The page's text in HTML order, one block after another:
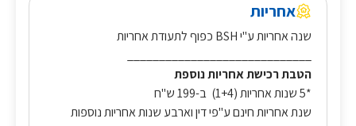
אחריות
שנה אחריות ע"י BSH כפוף לתעודת אחריות
הטבת רכישת אחריות נוספת
*5 שנות אחריות (1+4) ב-199 ש"ח
שנת אחריות חינם ע"פי דין וארבע שנות אחריות נוספות